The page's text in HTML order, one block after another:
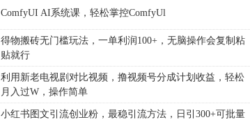
ComfyUI AI系统课，轻松掌控ComfyUl
得物搬砖无门槛玩法，一单利润100+，无脑操作会复制粘
贴就行
利用新老电视剧对比视频，撸视频号分成计划收益，轻松
月入过W，操作简单
小红书图文引流创业粉，最稳引流方法，日引300+可批量